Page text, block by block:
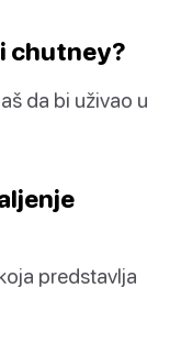
chutney?
da bi uživao u
predstavlja